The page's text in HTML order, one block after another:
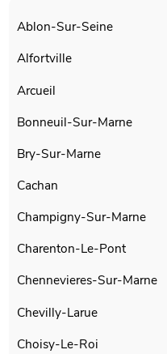
Ablon-Sur-Seine
Alfortville
Arcueil
Bonneuil-Sur-Marne
Bry-Sur-Marne
Cachan
Champigny-Sur-Marne
Charenton-Le-Pont
Chennevieres-Sur-Marne
Chevilly-Larue
Choisy-Le-Roi